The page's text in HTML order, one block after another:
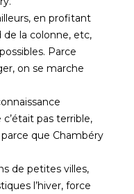
en profitant
de la colonne, etc,
Parce
on se marche
pas terrible,
parce que Chambéry
de petites villes,
l’hiver, force